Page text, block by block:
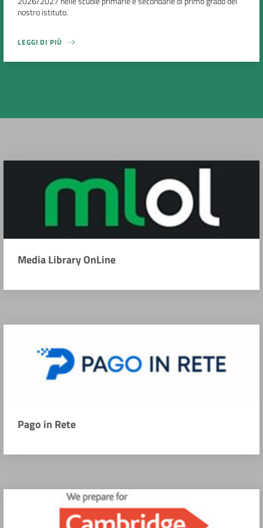
nostro istituto.
LEGGI DI PIÙ
Media Library OnLine
Pago in Rete